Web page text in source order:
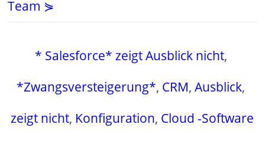
Team ⋟
* Salesforce* zeigt Ausblick nicht,
*Zwangsversteigerung*, CRM,Ausblick,
zeigt nicht, Konfiguration, Cloud -Software